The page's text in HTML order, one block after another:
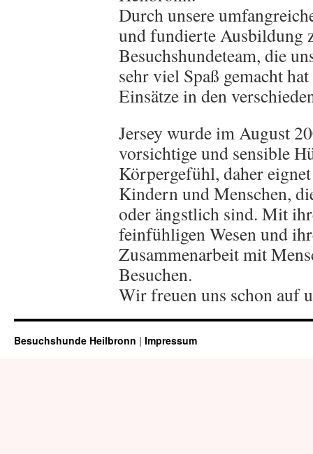
Durch unsere
und fundierte Ausbildung
Besuchshundeteam, die
sehr viel Spaß gemacht
Einsätze in den
Jersey wurde im August
vorsichtige und sensible
Körpergefühl, daher
Kindern und Menschen,
oder ängstlich sind. Mit
feinfühligen Wesen und
Zusammenarbeit mit
Besuchen.
Wir freuen uns schon auf
Besuchshunde Heilbronn | Impressum